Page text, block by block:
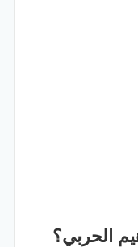
الحربي؟